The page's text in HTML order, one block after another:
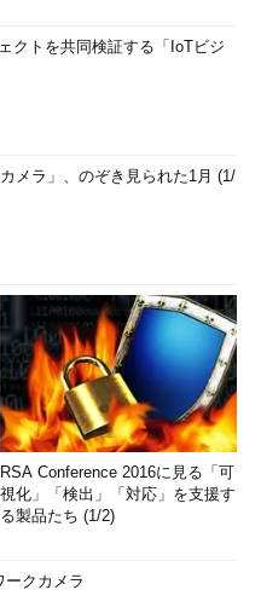
クトを共同検証する「IoTビジ
カメラ」、のぞき見られた1月 (1/
RSA Conference 2016に見る「可
視化」「検出」「対応」を支援す
る製品たち (1/2)
クカメラ